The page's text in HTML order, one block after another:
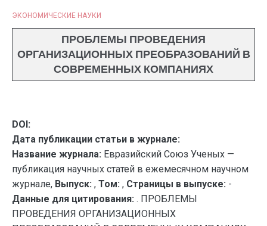
ЭКОНОМИЧЕСКИЕ НАУКИ
ПРОБЛЕМЫ ПРОВЕДЕНИЯ
ОРГАНИЗАЦИОННЫХ ПРЕОБРАЗОВАНИЙ В
СОВРЕМЕННЫХ КОМПАНИЯХ
DOI:
Дата публикации статьи в журнале:
Название журнала: Евразийский Союз Ученых —
публикация научных статей в ежемесячном научном
журнале, Выпуск: , Том: , Страницы в выпуске: -
Данные для цитирования: . ПРОБЛЕМЫ
ПРОВЕДЕНИЯ ОРГАНИЗАЦИОННЫХ